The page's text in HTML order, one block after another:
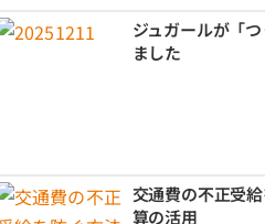
ジュガールが「
ました
交通費の不正受
算の活用